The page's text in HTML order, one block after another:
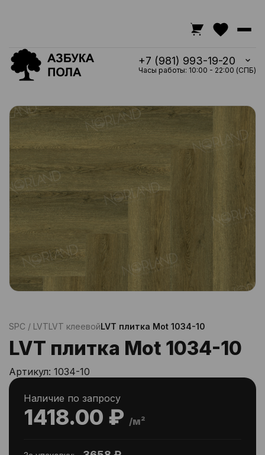
+7 (981) 993-19-20
Часы работы: 10:00 - 22:00 (СПБ)
SPC / LVTLVT клеевойLVT плитка Mot 1034-10
LVT плитка Mot 1034-10
Артикул: 1034-10
1418.00 ₽ /м²
Наличие по запросу